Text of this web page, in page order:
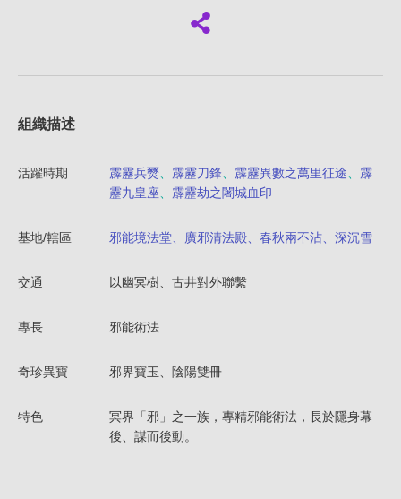
組織描述
活躍時期 霹靂兵燹 霹靂刀鋒 霹靂異數之萬里征途
霹
靂九皇座
霹靂劫之闍城血印
基地/轄區 邪能境法堂、廣邪清法殿、春秋兩不沾、深沉雪
交通 以幽冥樹、古井對外聯繫
專長 邪能術法
奇珍異寶 邪界寶玉、陰陽雙冊
特色
冥界「邪」之一族，專精邪能術法，長於隱身幕
後、謀而後動。